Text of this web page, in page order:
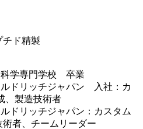
ド精製
学専門学校 卒業
ドリッチジャパン 入社：カ
、製造技術者
ドリッチジャパン：カスタム
者、チームリーダー